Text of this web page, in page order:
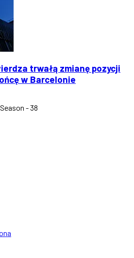
trwałą zmianę pozycji
w Barcelonie
- 38